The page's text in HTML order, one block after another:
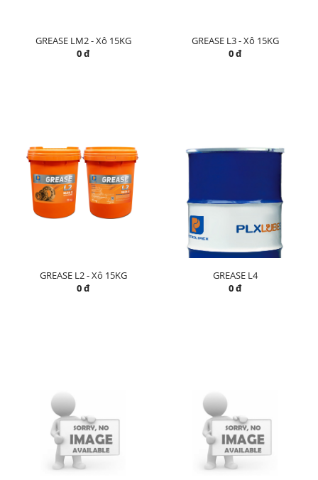
GREASE LM2 - Xô 15KG
0 đ
GREASE L3 - Xô 15KG
0 đ
GREASE L2 - Xô 15KG
0 đ
GREASE L4
0 đ